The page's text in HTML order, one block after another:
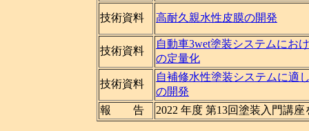
技術資料 高耐久親水性皮膜の開発
技術資料
自動車3wet塗装システムにお
の定量化
技術資料
自補修水性塗装システムに適
の開発
報 告
2022 年度 第13回塗装入門講座